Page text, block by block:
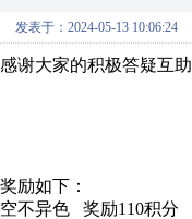
发表于：2024-05-13 10:06:24
感谢大家的积极答疑互助
奖励如下：
空不异色 奖励110积分